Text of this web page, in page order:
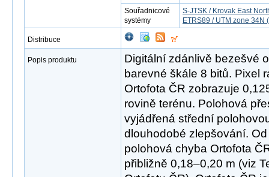
Souřadnicové
systémy
S-JTSK / Krovak East
ETRS89 / UTM zone 34N
Distribuce
Popis produktu
Digitální zdánlivě bezešvé
barevné škále 8 bitů. Pixel
Ortofota ČR zobrazuje
rovině terénu. Polohová
vyjádřená střední
dlouhodobé zlepšování.
polohová chyba Ortofota
přibližně 0,18–0,20 m (viz